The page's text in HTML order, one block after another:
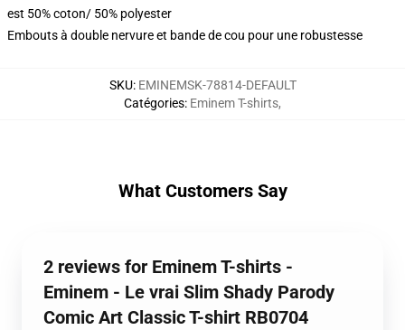
est 50% coton/ 50% polyester
Embouts à double nervure et bande de cou pour une robustesse
SKU: EMINEMSK-78814-DEFAULT
Catégories: Eminem T-shirts,
What Customers Say
2 reviews for Eminem T-shirts -
Eminem - Le vrai Slim Shady Parody
Comic Art Classic T-shirt RB0704